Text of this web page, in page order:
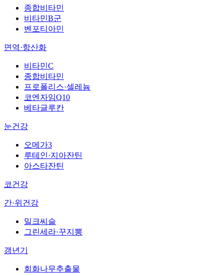
종합비타민
비타민B군
벤포티아민
면역·항산화
비타민C
종합비타민
프로폴리스·셀레늄
코엔자임Q10
베타글루칸
눈건강
오메가3
루테인·지아잔틴
아스타잔틴
코건강
간·위건강
밀크씨슬
그린세라·꾸지뽕
갱년기
회화나무추출물